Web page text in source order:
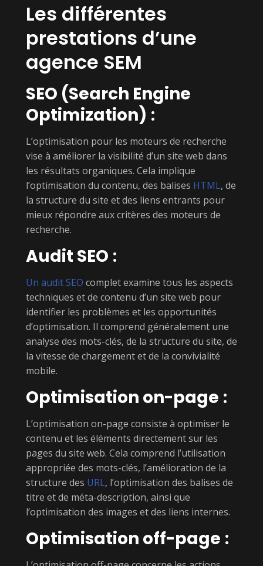
Les différentes
prestations d’une
agence SEM
SEO (Search Engine
Optimization) :
L’optimisation pour les moteurs de recherche
vise à améliorer la visibilité d’un site web dans
les résultats organiques. Cela implique
l’optimisation du contenu, des balises HTML, de
la structure du site et des liens entrants pour
mieux répondre aux critères des moteurs de
recherche.
Audit SEO :
Un audit SEO complet examine tous les aspects
techniques et de contenu d’un site web pour
identifier les problèmes et les opportunités
d’optimisation. Il comprend généralement une
analyse des mots-clés, de la structure du site, de
la vitesse de chargement et de la convivialité
mobile.
Optimisation on-page :
L’optimisation on-page consiste à optimiser le
contenu et les éléments directement sur les
pages du site web. Cela comprend l’utilisation
appropriée des mots-clés, l’amélioration de la
structure des URL, l’optimisation des balises de
titre et de méta-description, ainsi que
l’optimisation des images et des liens internes.
Optimisation off-page :